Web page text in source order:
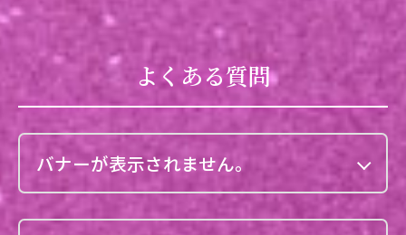
よくある質問
バナーが表示されません。